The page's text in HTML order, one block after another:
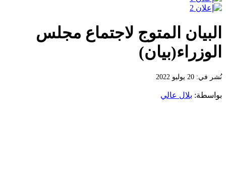
البيان المتوج لاجتماع مجلس
الوزراء(بيان)
نُشر في: 20 يوليو 2022
بواسطة: بلال عالي